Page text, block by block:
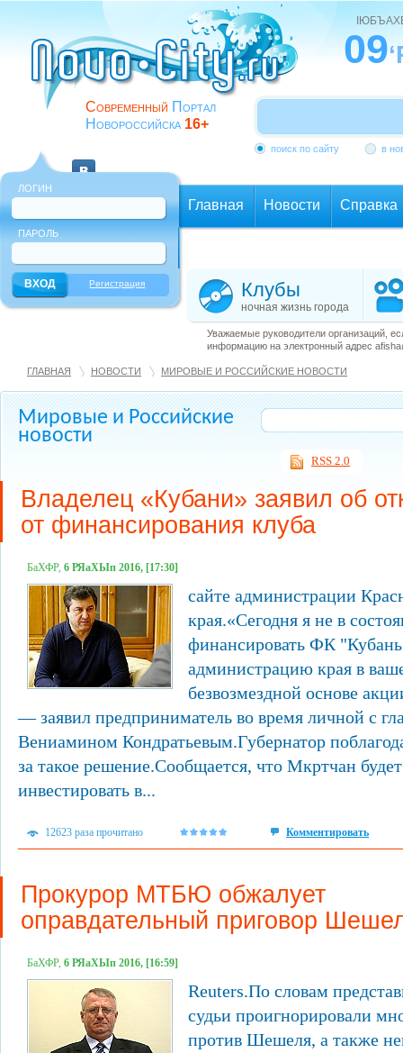
Современный Портал
Новороссийска 16+
09
поиск по сайту в
ЛОГИН
ПАРОЛЬ
Регистрация
Главная Новости Справка
Клубы
ночная жизнь города
Уважаемые руководители организаций,
информацию на электронный адрес
ГЛАВНАЯ НОВОСТИ МИРОВЫЕ И РОССИЙСКИЕ НОВОСТИ
Мировые и Российские
новости
RSS 2.0
Владелец «Кубани» заявил об
от финансирования клуба
БаХФР, 6 РЯаХЫп 2016, [17:30]
сайте администрации
края.«Сегодня я не в
финансировать ФК
администрацию края в
безвозмездной основе
— заявил предприниматель во время личной с
Вениамином Кондратьевым.Губернатор
за такое решение.Сообщается, что Мкртчан
инвестировать в...
12623 раза прочитано Комментировать
Прокурор МТБЮ обжалует
оправдательный приговор
БаХФР, 6 РЯаХЫп 2016, [16:59]
Reuters.По словам
судьи проигнорировали
против Шешеля, а также